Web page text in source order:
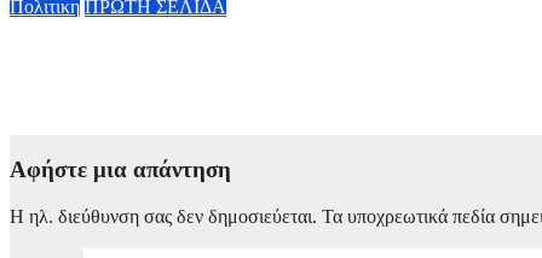
Πολιτικη ΠΡΩΤΗ ΣΕΛΙΔΑ
Αφήστε μια απάντηση
Η ηλ. διεύθυνση σας δεν δημοσιεύεται. Τα υποχρεωτικά πεδία